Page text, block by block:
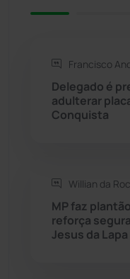
Rio de Contas
Rio do Antônio
Rio do Pires
Sebastião
Francisco
Delegado é
adulterar
Conquista
Willian da
MP faz
reforça
Jesus da Lapa